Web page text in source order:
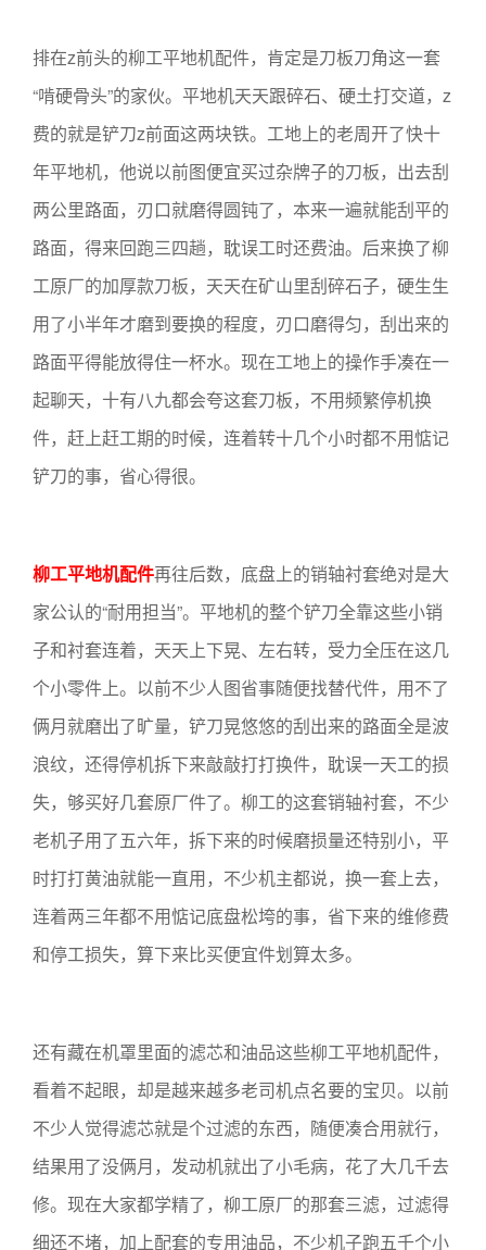
排在z前头的柳工平地机配件，肯定是刀板刀角这一套
“啃硬骨头”的家伙。平地机天天跟碎石、硬土打交道，z
费的就是铲刀z前面这两块铁。工地上的老周开了快十
年平地机，他说以前图便宜买过杂牌子的刀板，出去刮
两公里路面，刃口就磨得圆钝了，本来一遍就能刮平的
路面，得来回跑三四趟，耽误工时还费油。后来换了柳
工原厂的加厚款刀板，天天在矿山里刮碎石子，硬生生
用了小半年才磨到要换的程度，刃口磨得匀，刮出来的
路面平得能放得住一杯水。现在工地上的操作手凑在一
起聊天，十有八九都会夸这套刀板，不用频繁停机换
件，赶上赶工期的时候，连着转十几个小时都不用惦记
铲刀的事，省心得很。
柳工平地机配件再往后数，底盘上的销轴衬套绝对是大
家公认的“耐用担当”。平地机的整个铲刀全靠这些小销
子和衬套连着，天天上下晃、左右转，受力全压在这几
个小零件上。以前不少人图省事随便找替代件，用不了
俩月就磨出了旷量，铲刀晃悠悠的刮出来的路面全是波
浪纹，还得停机拆下来敲敲打打换件，耽误一天工的损
失，够买好几套原厂件了。柳工的这套销轴衬套，不少
老机子用了五六年，拆下来的时候磨损量还特别小，平
时打打黄油就能一直用，不少机主都说，换一套上去，
连着两三年都不用惦记底盘松垮的事，省下来的维修费
和停工损失，算下来比买便宜件划算太多。
还有藏在机罩里面的滤芯和油品这些柳工平地机配件，
看着不起眼，却是越来越多老司机点名要的宝贝。以前
不少人觉得滤芯就是个过滤的东西，随便凑合用就行，
结果用了没俩月，发动机就出了小毛病，花了大几千去
修。现在大家都学精了，柳工原厂的那套三滤，过滤得
细还不堵，加上配套的专用油品，不少机子跑五千个小